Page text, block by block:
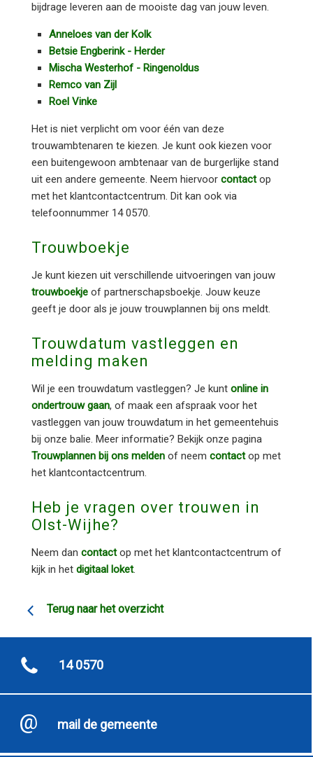
bijdrage leveren aan de mooiste dag van jouw leven.
Anneloes van der Kolk
Betsie Engberink - Herder
Mischa Westerhof - Ringenoldus
Remco van Zijl
Roel Vinke
Het is niet verplicht om voor één van deze
trouwambtenaren te kiezen. Je kunt ook kiezen voor
een buitengewoon ambtenaar van de burgerlijke stand
uit een andere gemeente. Neem hiervoor contactop
met het klantcontactcentrum. Dit kan ook via
telefoonnummer 14 0570.
Trouwboekje
Je kunt kiezen uit verschillende uitvoeringen van jouw
trouwboekje of partnerschapsboekje. Jouw keuze
geeft je door als je jouw trouwplannen bij ons meldt.
Trouwdatum vastleggen en
melding maken
Wil je een trouwdatum vastleggen? Je kunt online in
ondertrouw gaan, of maak een afspraak voor het
vastleggen van jouw trouwdatum in het gemeentehuis
bij onze balie. Meer informatie? Bekijk onze pagina
Trouwplannen bij ons melden of neem contactop met
het klantcontactcentrum.
Heb je vragen over trouwen in
Olst-Wijhe?
Neem dan contactop met het klantcontactcentrum of
kijk in het digitaal loket.
Terug naar het overzicht
14 0570
mail de gemeente